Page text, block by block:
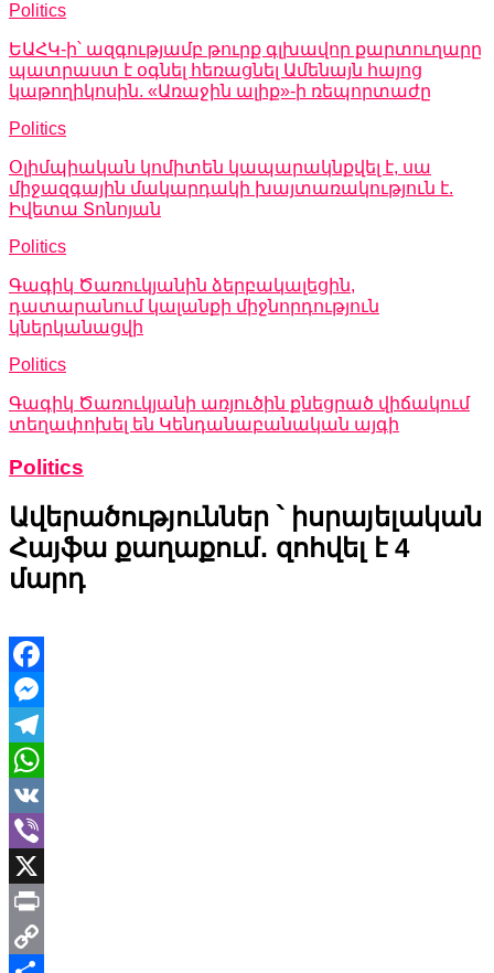
Politics
ԵԱՀԿ-ի՝ ազգությամբ թուրք գլխավոր քարտուղարը
պատրաստ է օգնել հեռացնել Ամենայն հայոց
կաթողիկոսին. «Առաջին ալիք»-ի ռեպորտաժը
Politics
Օլիմպիական կոմիտեն կապարակնքվել է, սա
միջազգային մակարդակի խայտառակություն է.
Իվետա Տոնոյան
Politics
Գագիկ Ծառուկյանին ձերբակալեցին,
դատարանում կալանքի միջնորդություն
կներկանացվի
Politics
Գագիկ Ծառուկյանի առյուծին քնեցրած վիճակում
տեղափոխել են Կենդանաբանական այգի
Politics
Ավերածություններ ՝ իսրայելական
Հայֆա քաղաքում․ զոհվել է 4
մարդ
Facebook
Messenger
Telegram
WhatsApp
VK
Viber
X
Print